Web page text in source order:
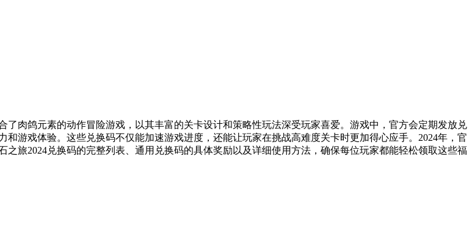
了肉鸽元素的动作冒险游戏，以其丰富的关卡设计和策略性玩法深受玩家喜爱。游戏中，官方会定期发放兑
游戏体验。这些兑换码不仅能加速游戏进度，还能让玩家在挑战高难度关卡时更加得心应手。2024年，官
旅2024兑换码的完整列表、通用兑换码的具体奖励以及详细使用方法，确保每位玩家都能轻松领取这些福